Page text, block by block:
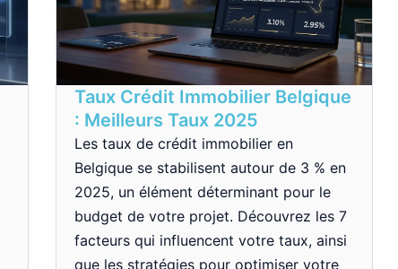
Taux Crédit Immobilier Belgique
: Meilleurs Taux 2025
Les taux de crédit immobilier en
Belgique se stabilisent autour de 3 % en
2025, un élément déterminant pour le
budget de votre projet. Découvrez les 7
facteurs qui influencent votre taux, ainsi
que les stratégies pour optimiser votre